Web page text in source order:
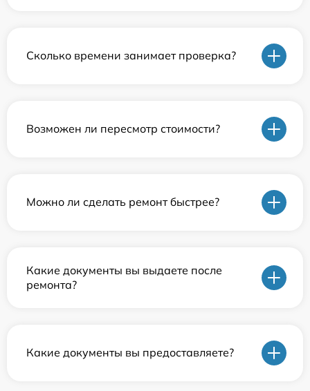
Сколько времени занимает проверка?
Возможен ли пересмотр стоимости?
Можно ли сделать ремонт быстрее?
Какие документы вы выдаете после
ремонта?
Какие документы вы предоставляете?